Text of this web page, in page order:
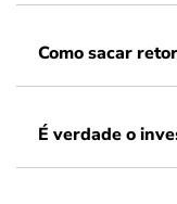
Como sacar
É verdade o